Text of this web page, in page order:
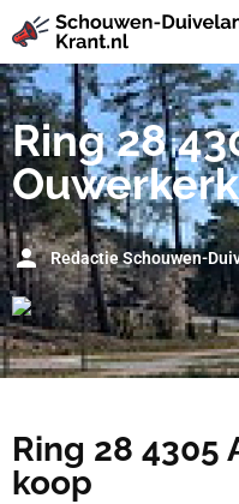
Ring 28
Redactie Schouwen-
Ring 28 4305
koop